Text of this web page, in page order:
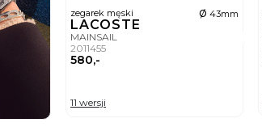
zegarek męski ø 43mm
LACOSTE
MAINSAIL
2011455
580,-
11 wersji